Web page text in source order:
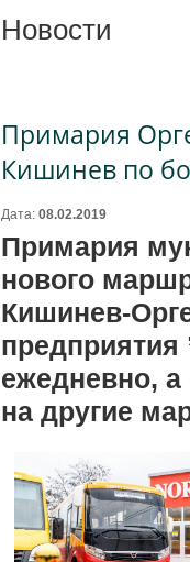
Новости
Примария
Кишинев по
Дата: 08.02.2019
Примария
нового
Кишинев-
предприятия
ежедневно,
на другие